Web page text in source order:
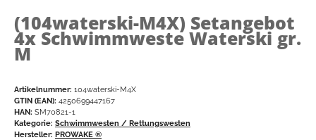
(104waterski-M4X) Setangebot
4x Schwimmweste Waterski gr.
M
Artikelnummer: 104waterski-M4X
GTIN (EAN): 4250699447167
HAN: SM70821-1
Kategorie: Schwimmwesten / Rettungswesten
Hersteller: PROWAKE ®